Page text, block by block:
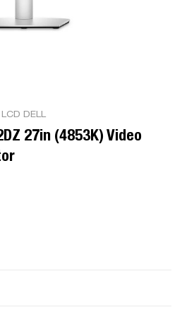
LCD DELL
27in (4853K) Video